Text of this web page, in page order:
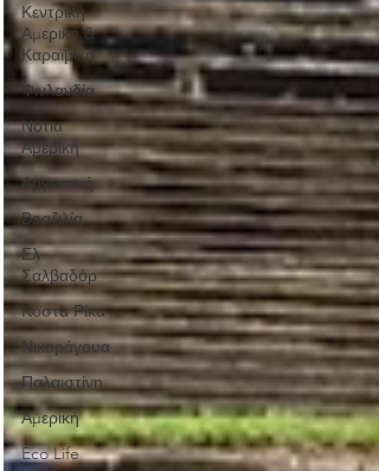
Κεντρική
Αμερική &
Καραϊβική
Φινλανδία
Νότια
Αμερική
Αργεντινή
Βραζιλία
Ελ
Σαλβαδόρ
Κόστα Ρίκα
Νικαράγουα
Παλαιστίνη
Αμερική
Eco Life